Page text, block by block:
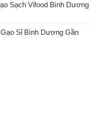
Sạch Vifood Bình Dương
Sỉ Bình Dương Gần